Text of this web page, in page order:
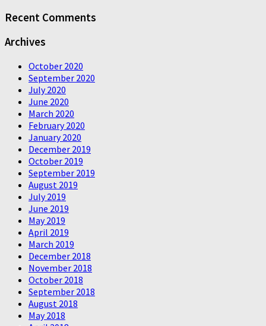
Recent Comments
Archives
October 2020
September 2020
July 2020
June 2020
March 2020
February 2020
January 2020
December 2019
October 2019
September 2019
August 2019
July 2019
June 2019
May 2019
April 2019
March 2019
December 2018
November 2018
October 2018
September 2018
August 2018
May 2018